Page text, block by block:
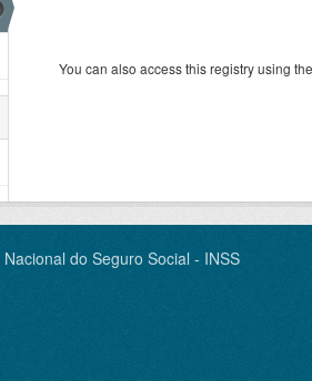
You can also access this registry using the
do Seguro Social - INSS